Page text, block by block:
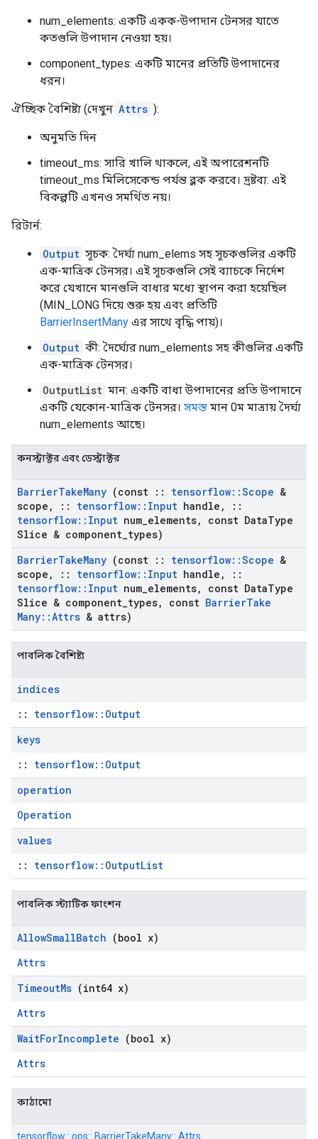
num_elements: একটি একক-উপাদান টেনসর যাতে
কতগুলি উপাদান নেওয়া হয়।
component_types: একটি মানের প্রতিটি উপাদানের
ধরন।
ঐচ্ছিক বৈশিষ্ট্য (দেখুন Attrs ):
অনুমতি দিন
timeout_ms: সারি খালি থাকলে, এই অপারেশনটি
timeout_ms মিলিসেকেন্ড পর্যন্ত ব্লক করবে। দ্রষ্টব্য: এই
বিকল্পটি এখনও সমর্থিত নয়।
রিটার্ন:
Output সূচক: দৈর্ঘ্য num_elems সহ সূচকগুলির একটি
এক-মাত্রিক টেনসর। এই সূচকগুলি সেই ব্যাচকে নির্দেশ
করে যেখানে মানগুলি বাধার মধ্যে স্থাপন করা হয়েছিল
(MIN_LONG দিয়ে শুরু হয় এবং প্রতিটি
BarrierInsertMany এর সাথে বৃদ্ধি পায়)।
Output কী: দৈর্ঘ্যের num_elements সহ কীগুলির একটি
এক-মাত্রিক টেনসর।
OutputList মান: একটি বাধা উপাদানের প্রতি উপাদানে
একটি যেকোন-মাত্রিক টেনসর। সমস্ত মান 0ম মাত্রায় দৈর্ঘ্য
num_elements আছে।
কনস্ট্রাক্টর এবং ডেস্ট্রাক্টর
BarrierTakeMany (const :: tensorflow::Scope &
scope , :: tensorflow:: Input handle ,
::
tensorflow:: Input num elements, const DataType
Slice & component types)
BarrierTakeMany (const :: tensorflow::Scope &
scope , :: tensorflow:: Input handle ,
::
tensorflow:: Input num elements, const DataType
Slice & component types, const BarrierTake
Many::Attrs & attrs)
পাবলিক বৈশিষ্ট্য
indices
:: tensorflow::Output
keys
:: tensorflow::Output
operation
Operation
values
:: tensorflow::OutputList
পাবলিক স্ট্যাটিক ফাংশন
AllowSmallBatch (bool x)
Attrs
TimeoutMs (int64 x)
Attrs
WaitForIncomplete (bool x)
Attrs
কাঠামো
tensorflow:: ops:: BarrierTakeMany:: Attrs